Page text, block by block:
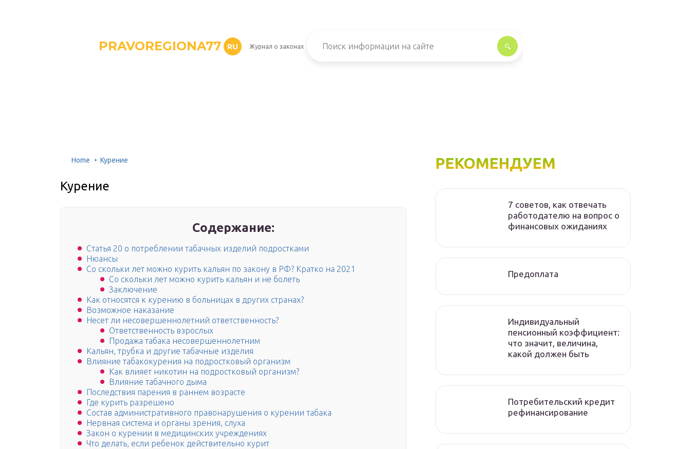
PRAVOREGIONA77 RU Журнал о законах
Home Курение
Курение
Содержание:
Статья 20 о потреблении табачных изделий подростками
Нюансы
Со скольки лет можно курить кальян по закону в РФ? Кратко на 2021
Со скольки лет можно курить кальян и не болеть
Заключение
Как относятся к курению в больницах в других странах?
Возможное наказание
Несет ли несовершеннолетний ответственность?
Ответственность взрослых
Продажа табака несовершеннолетним
Кальян, трубка и другие табачные изделия
Влияние табакокурения на подростковый организм
Как влияет никотин на подростковый организм?
Влияние табачного дыма
Последствия парения в раннем возрасте
Где курить разрешено
Состав административного правонарушения о курении табака
Нервная система и органы зрения, слуха
Закон о курении в медицинских учреждениях
Что делать, если ребенок действительно курит
РЕКОМЕНДУЕМ
7 советов, как отвечать
работодателю на вопрос о
финансовых ожиданиях
Предоплата
Индивидуальный
пенсионный коэффициент:
что значит, величина,
какой должен быть
Потребительский кредит
рефинансирование